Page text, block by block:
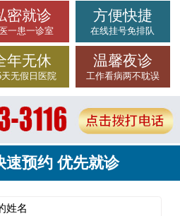
密就诊
一患一诊室
方便快捷
在线挂号免排队
年无休
天无假日医院
温馨夜诊
工作看病两不耽误
速预约 优先就诊